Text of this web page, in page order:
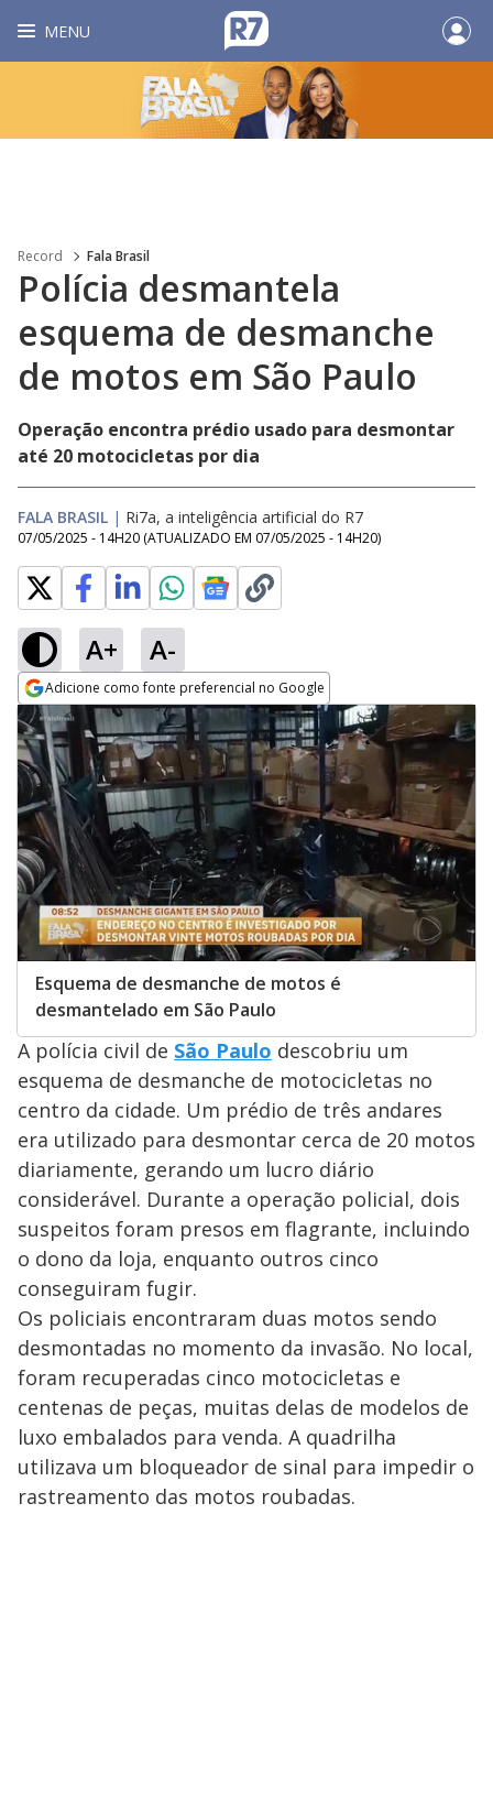
MENU
Record Fala Brasil
Polícia desmantela
esquema de desmanche
de motos em São Paulo
Operação encontra prédio usado para desmontar
até 20 motocicletas por dia
FALA BRASIL | Ri7a, a inteligência artificial do R7
07/05/2025 - 14H20 (ATUALIZADO EM 07/05/2025 - 14H20)
A+ A-
Adicione como fonte preferencial no Google
Opens in new window
Esquema de desmanche de motos é
desmantelado em São Paulo
A polícia civil de São Paulo descobriu um
esquema de desmanche de motocicletas no
centro da cidade. Um prédio de três andares
era utilizado para desmontar cerca de 20 motos
diariamente, gerando um lucro diário
considerável. Durante a operação policial, dois
suspeitos foram presos em flagrante, incluindo
o dono da loja, enquanto outros cinco
conseguiram fugir.
Os policiais encontraram duas motos sendo
desmontadas no momento da invasão. No local,
foram recuperadas cinco motocicletas e
centenas de peças, muitas delas de modelos de
luxo embalados para venda. A quadrilha
utilizava um bloqueador de sinal para impedir o
rastreamento das motos roubadas.